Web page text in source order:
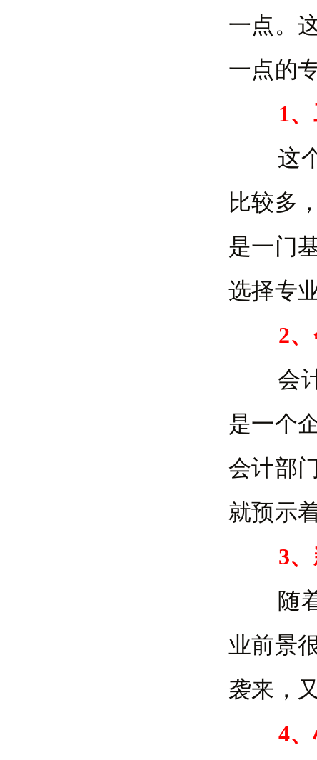
一点。
一点的
1
这个
比较多
是一门
选择专
2
会计
是一个
会计部
就预示
3
随着
业前景
袭来，
4